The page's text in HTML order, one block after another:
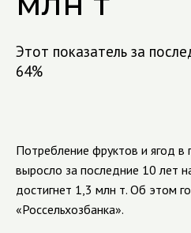
Этот показатель за
64%
Потребление фруктов и ягод в
выросло за последние 10 лет
достигнет 1,3 млн т. Об этом
«Россельхозбанка».